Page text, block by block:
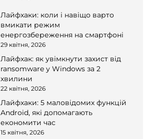
Лайфхаки: коли і навіщо варто
вмикати режим
енергозбереження на смартфоні
29 квітня, 2026
Лайфхак: як увімкнути захист від
ransomware у Windows за 2
хвилини
22 квітня, 2026
Лайфхаки: 5 маловідомих функцій
Android, які допомагають
економити час
15 квітня, 2026